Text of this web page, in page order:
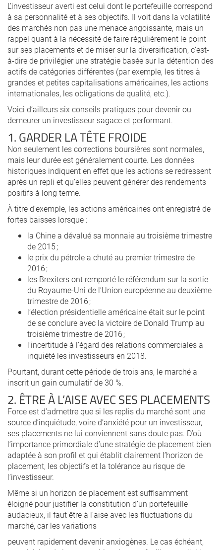
L’investisseur averti est celui dont le portefeuille correspond
à sa personnalité et à ses objectifs. Il voit dans la volatilité
des marchés non pas une menace angoissante, mais un
rappel quant à la nécessité de faire régulièrement le point
sur ses placements et de miser sur la diversification, c’est-
à-dire de privilégier une stratégie basée sur la détention des
actifs de catégories différentes (par exemple, les titres à
grandes et petites capitalisations américaines, les actions
internationales, les obligations de qualité, etc.).
Voici d’ailleurs six conseils pratiques pour devenir ou
demeurer un investisseur sagace et performant.
1. GARDER LA TÊTE FROIDE
Non seulement les corrections boursières sont normales,
mais leur durée est généralement courte. Les données
historiques indiquent en effet que les actions se redressent
après un repli et qu’elles peuvent générer des rendements
positifs à long terme.
À titre d’exemple, les actions américaines ont enregistré de
fortes baisses lorsque :
la Chine a dévalué sa monnaie au troisième trimestre
de 2015 ;
le prix du pétrole a chuté au premier trimestre de
2016 ;
les Brexiters ont remporté le référendum sur la sortie
du Royaume-Uni de l’Union européenne au deuxième
trimestre de 2016 ;
l’élection présidentielle américaine était sur le point
de se conclure avec la victoire de Donald Trump au
troisième trimestre de 2016 ;
l’incertitude à l’égard des relations commerciales a
inquiété les investisseurs en 2018.
Pourtant, durant cette période de trois ans, le marché a
inscrit un gain cumulatif de 30 %.
2. ÊTRE À L’AISE AVEC SES PLACEMENTS
Force est d’admettre que si les replis du marché sont une
source d’inquiétude, voire d’anxiété pour un investisseur,
ses placements ne lui conviennent sans doute pas. D’où
l’importance primordiale d’une stratégie de placement bien
adaptée à son profil et qui établit clairement l’horizon de
placement, les objectifs et la tolérance au risque de
l’investisseur.
Même si un horizon de placement est suffisamment
éloigné pour justifier la constitution d’un portefeuille
audacieux, il faut être à l’aise avec les fluctuations du
marché, car les variations
peuvent rapidement devenir anxiogènes. Le cas échéant,